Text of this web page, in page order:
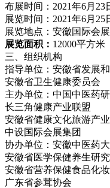
布展时间：2021年6月23
展览时间：2021年6月25
展览地点：安徽国际会
展览面积： 12000平方米
三、组织机构
指导单位：安徽省发展
安徽省卫生健康委员会
主办单位：中国中医药
长三角健康产业联盟
安徽省健康文化旅游产
中设国际会展集团
协办单位：安徽中医药
安徽省医学保健养生研
安徽省营养保健食品化
广东省参茸协会